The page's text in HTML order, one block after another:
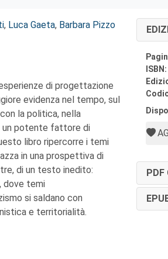
, Luca Gaeta, Barbara Pizzo
di progettazione
evidenza nel tempo, sul
la politica, nella
un potente fattore di
libro ripercorre i temi
in una prospettiva di
di un testo inedito:
dove temi
si saldano con
e territorialità.
ISBN:
PDF